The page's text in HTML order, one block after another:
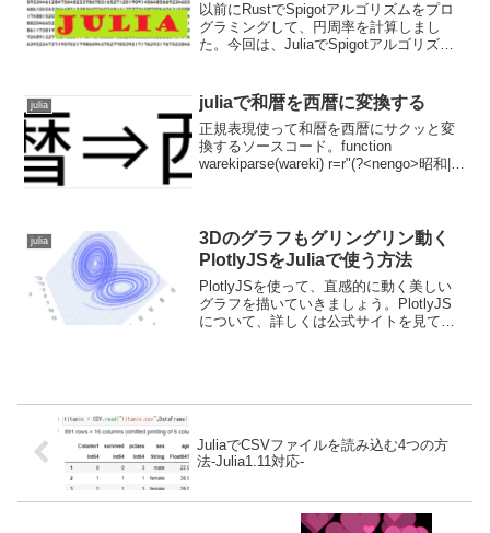
以前にRustでSpigotアルゴリズムをプロ
グラミングして、円周率を計算しまし
た。今回は、JuliaでSpigotアルゴリズム
覧ください。今回実装するソースにつ
い...
julia juliaで和暦を西暦に変換する
正規表現使って和暦を西暦にサクッと変
換するソースコード。function
warekiparse(wareki) r=r"(?<nengo>昭和|平
julia
3Dのグラフもグリングリン動く
PlotlyJSをJuliaで使う方法
PlotlyJSを使って、直感的に動く美しい
グラフを描いていきましょう。PlotlyJS
について、詳しくは公式サイトを見てい
JuliaでCSVファイルを読み込む4つの方
法-Julia1.11対応-